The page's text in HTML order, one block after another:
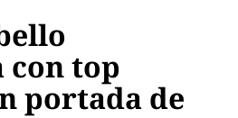
con top
portada de